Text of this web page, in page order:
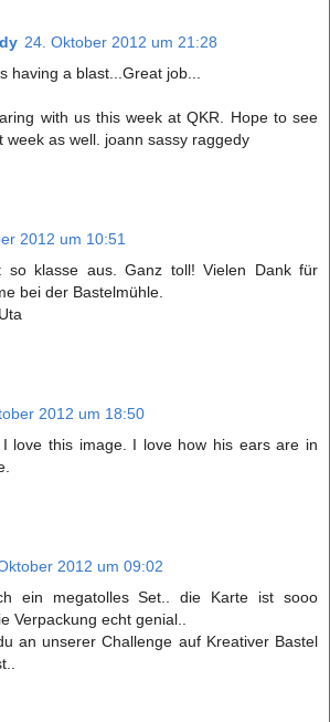
24. Oktober 2012 um 21:28
having a blast...Great job...
with us this week at QKR. Hope to see
week as well. joann sassy raggedy
2012 um 10:51
so klasse aus. Ganz toll! Vielen Dank für
bei der Bastelmühle.
2012 um 18:50
love this image. I love how his ears are in
2012 um 09:02
ein megatolles Set.. die Karte ist sooo
Verpackung echt genial..
an unserer Challenge auf Kreativer Bastel